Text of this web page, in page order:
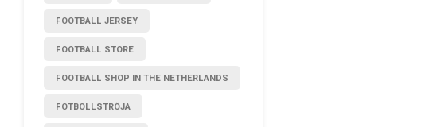
FOOTBALL JERSEY
FOOTBALL STORE
FOOTBALL SHOP IN THE NETHERLANDS
FOTBOLLSTRÖJA